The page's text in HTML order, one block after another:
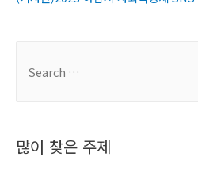
c많이 찾은 주제